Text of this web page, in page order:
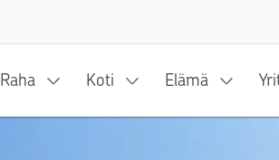
Raha Koti Elämä